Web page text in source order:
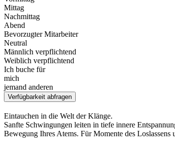
Mittag
Nachmittag
Abend
Bevorzugter Mitarbeiter
Neutral
Männlich verpflichtend
Weiblich verpflichtend
Ich buche für
mich
jemand anderen
Verfügbarkeit abfragen
Eintauchen in die Welt der Klänge.
Sanfte Schwingungen leiten in tiefe innere
Bewegung Ihres Atems. Für Momente des